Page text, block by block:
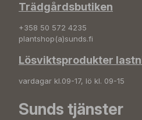
Trädgårdsbutiken
+358 50 572 4235
plantshop(a)sunds.fi
Lösviktsprodukter
vardagar kl.09-17, lö kl. 09-15
Sunds tjänster